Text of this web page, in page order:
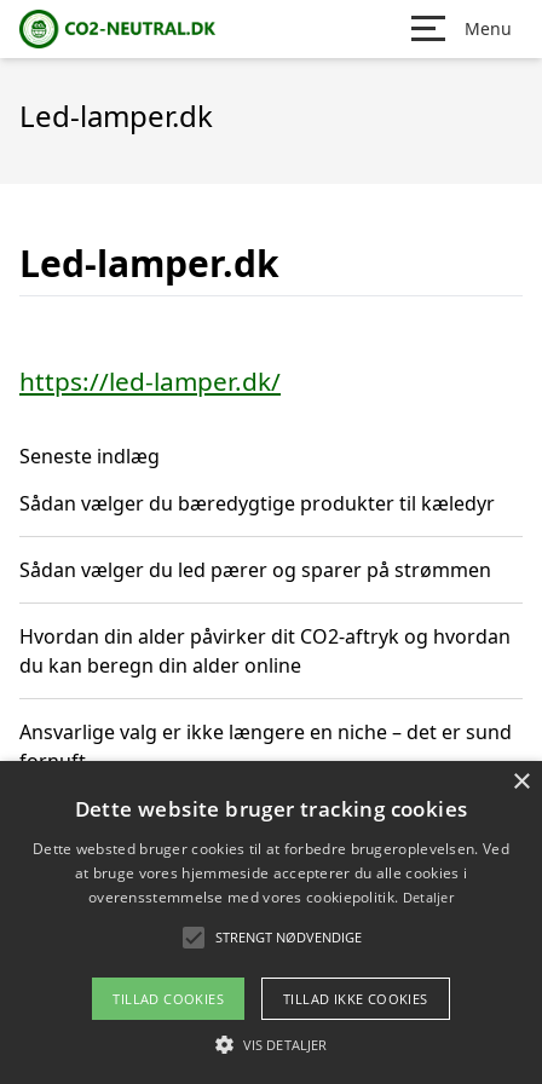
Menu
Led-lamper.dk
Led-lamper.dk
https://led-lamper.dk/
Seneste indlæg
Sådan vælger du bæredygtige produkter til kæledyr
Sådan vælger du led pærer og sparer på strømmen
Hvordan din alder påvirker dit CO2-aftryk og hvordan
du kan beregn din alder online
Ansvarlige valg er ikke længere en niche – det er sund
fornuft
Sådan kan du handle bæredygtigt og bestil med
faktura
Om / kontakt
Blog Betingelser
×
Dette website bruger tracking cookies
Dette websted bruger cookies til at forbedre brugeroplevelsen. Ved
at bruge vores hjemmeside accepterer du alle cookies i
overensstemmelse med vores cookiepolitik. Detaljer
STRENGT NØDVENDIGE
TILLAD COOKIES TILLAD IKKE COOKIES
VIS DETALJER